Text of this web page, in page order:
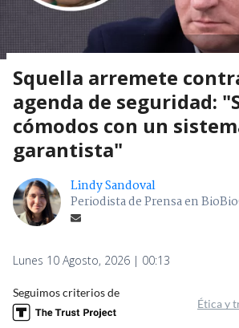
Squella arremete
agenda de seguridad:
cómodos con un
garantista"
Lindy Sandoval
Periodista de Prensa en
Lunes 10 Agosto, 2026 | 00:13
Seguimos criterios de
Ética y